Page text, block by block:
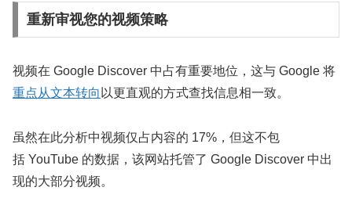
重新审视您的视频策略
视频在 Google Discover 中占有重要地位，这与 Google 将
重点从文本转向 以更直观的方式查找信息相一致。
虽然在此分析中视频仅占内容的 17%，但这不包
括 YouTube 的数据，该网站托管了 Google Discover 中出
现的大部分视频。